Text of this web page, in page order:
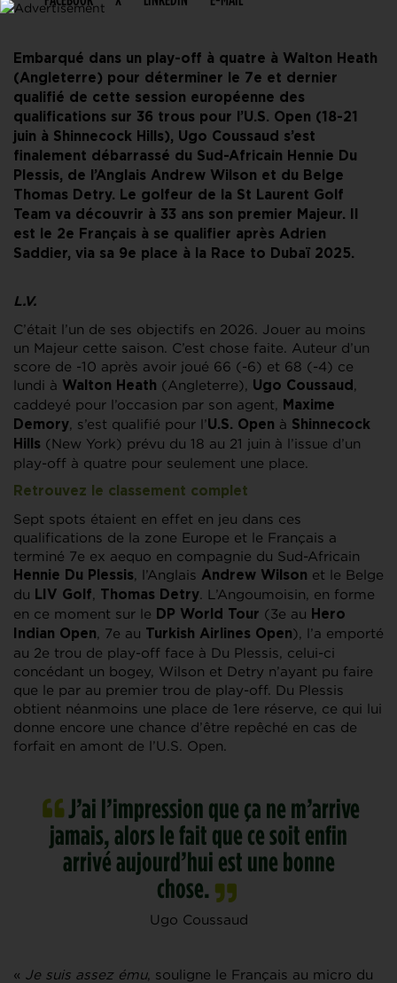
Embarqué dans un play-off à quatre à Walton Heath
(Angleterre) pour déterminer le 7e et dernier
qualifié de cette session européenne des
qualifications sur 36 trous pour l’U.S. Open (18-21
juin à Shinnecock Hills), Ugo Coussaud s’est
finalement débarrassé du Sud-Africain Hennie Du
Plessis, de l’Anglais Andrew Wilson et du Belge
Thomas Detry. Le golfeur de la St Laurent Golf
Team va découvrir à 33 ans son premier Majeur. Il
est le 2e Français à se qualifier après Adrien
Saddier, via sa 9e place à la Race to Dubaï 2025.
L.V.
C’était l’un de ses objectifs en 2026. Jouer au moins
un Majeur cette saison. C’est chose faite. Auteur d’un
score de -10 après avoir joué 66 (-6) et 68 (-4) ce
lundi à Walton Heath (Angleterre), Ugo Coussaud ,
caddeyé pour l’occasion par son agent,
Maxime
Demory, s’est qualifié pour l’U.S. Open à Shinnecock
Hills (New York) prévu du 18 au 21 juin à l’issue d’un
play-off à quatre pour seulement une place.
Retrouvez le classement complet
Sept spots étaient en effet en jeu dans ces
qualifications de la zone Europe et le Français a
terminé 7e ex aequo en compagnie du Sud-Africain
Hennie Du Plessis, l’Anglais Andrew Wilson et le Belge
du LIV Golf, Thomas Detry. L’Angoumoisin, en forme
en ce moment sur le DP World Tour (3e au Hero
Indian Open, 7e au Turkish Airlines Open), l’a emporté
au 2e trou de play-off face à Du Plessis, celui-ci
concédant un bogey, Wilson et Detry n’ayant pu faire
que le par au premier trou de play-off. Du Plessis
obtient néanmoins une place de 1ere réserve, ce qui lui
donne encore une chance d’être repêché en cas de
forfait en amont de l’U.S. Open.
J’ai l’impression que ça ne m’arrive
jamais, alors le fait que ce soit enfin
arrivé aujourd’hui est une bonne
chose.
Ugo Coussaud
« Je suis assez ému, souligne le Français au micro du